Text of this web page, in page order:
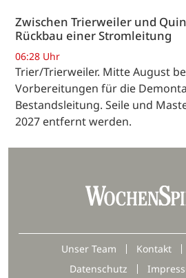
Zwischen Trierweiler und
Rückbau einer Stromleitung
06:28 Uhr
Trier/Trierweiler. Mitte August
Vorbereitungen für die
Bestandsleitung. Seile und
2027 entfernt werden.
Unser Team Kontakt
Datenschutz